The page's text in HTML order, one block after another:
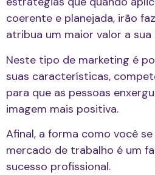
coerente e planejada, irão
atribua um maior valor a sua
Neste tipo de marketing é
suas características,
para que as pessoas
imagem mais positiva.
Afinal, a forma como você
mercado de trabalho é um
sucesso profissional.